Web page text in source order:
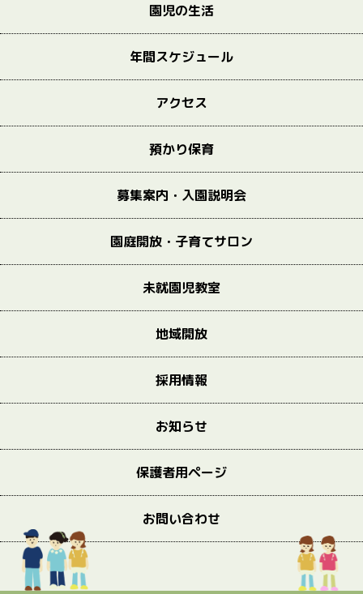
園児の生活
年間スケジュール
アクセス
預かり保育
募集案内・入園説明会
園庭開放・子育てサロン
未就園児教室
地域開放
採用情報
お知らせ
保護者用ページ
お問い合わせ